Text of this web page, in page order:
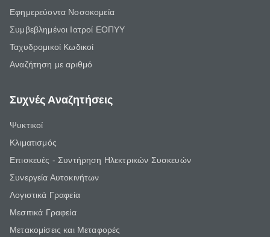
Εφημερεύοντα Νοσοκομεία
Συμβεβλημένοι Ιατροί ΕΟΠΥΥ
Ταχυδρομικοί Κωδικοί
Αναζήτηση με αριθμό
Συχνές Αναζητήσεις
Ψυκτικοί
Κλιματισμός
Επισκευές - Συντήρηση Ηλεκτρικών Συσκευών
Συνεργεία Αυτοκινήτων
Λογιστικά Γραφεία
Μεσιτικά Γραφεία
Μετακομίσεις και Μεταφορές